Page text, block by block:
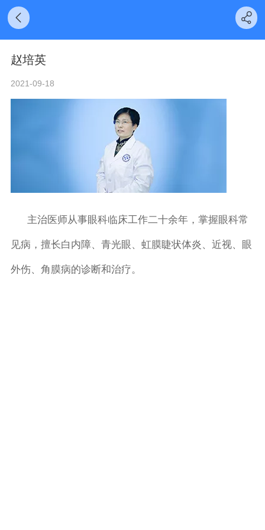
赵培英
2021-09-18
主治医师从事眼科临床工作二十余年，掌握眼科常
见病，擅长白内障、青光眼、虹膜睫状体炎、近视、眼
外伤、角膜病的诊断和治疗。